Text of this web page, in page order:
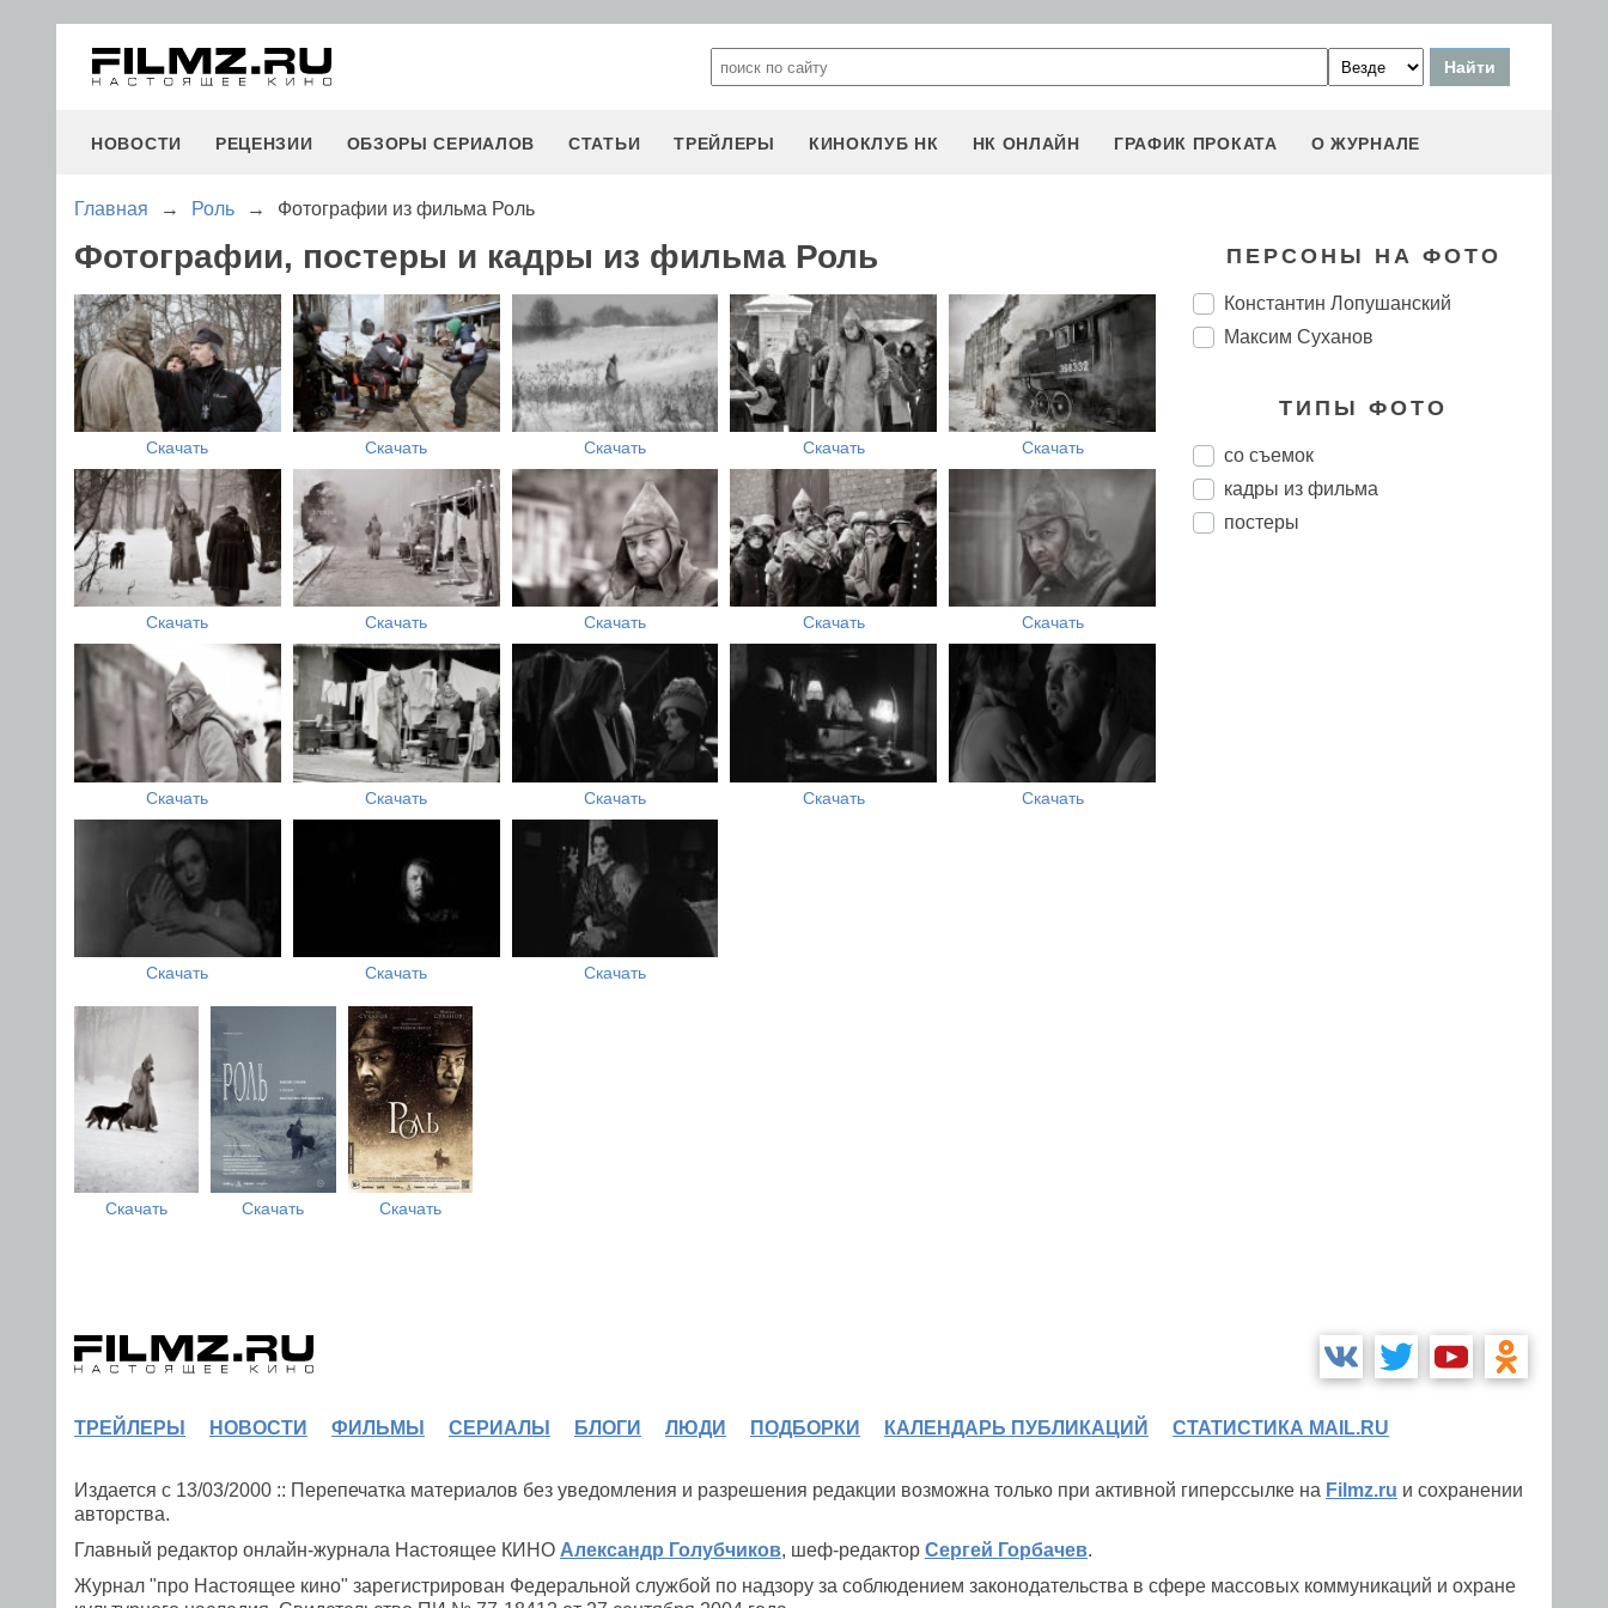
НОВОСТИ РЕЦЕНЗИИ ОБЗОРЫ СЕРИАЛОВ СТАТЬИ ТРЕЙЛЕРЫ КИНОКЛУБ НК НК ОНЛАЙН ГРАФИК ПРОКАТА О ЖУРНАЛЕ
Главная → Роль → Фотографии из фильма Роль
Фотографии, постеры и кадры из фильма Роль
Скачать Скачать Скачать Скачать Скачать
Скачать Скачать Скачать Скачать Скачать
Скачать Скачать Скачать Скачать Скачать
Скачать Скачать Скачать
Скачать Скачать Скачать
ПЕРСОНЫ НА ФОТО
Константин Лопушанский
Максим Суханов
ТИПЫ ФОТО
со съемок
кадры из фильма
постеры
ТРЕЙЛЕРЫ НОВОСТИ ФИЛЬМЫ СЕРИАЛЫ БЛОГИ ЛЮДИ ПОДБОРКИ КАЛЕНДАРЬ ПУБЛИКАЦИЙ СТАТИСТИКА MAIL.RU
Издается с 13/03/2000 :: Перепечатка материалов без уведомления и разрешения редакции возможна только при активной гиперссылке на Filmz.ru и сохранении
авторства.
Главный редактор онлайн-журнала Настоящее КИНО Александр Голубчиков, шеф-редактор Сергей Горбачев.
Журнал "про Настоящее кино" зарегистрирован Федеральной службой по надзору за соблюдением законодательства в сфере массовых коммуникаций и охране